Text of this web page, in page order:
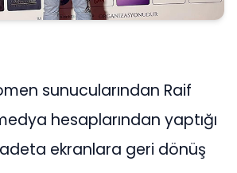
sunucularından Raif
hesaplarından yaptığı
ekranlara geri dönüş